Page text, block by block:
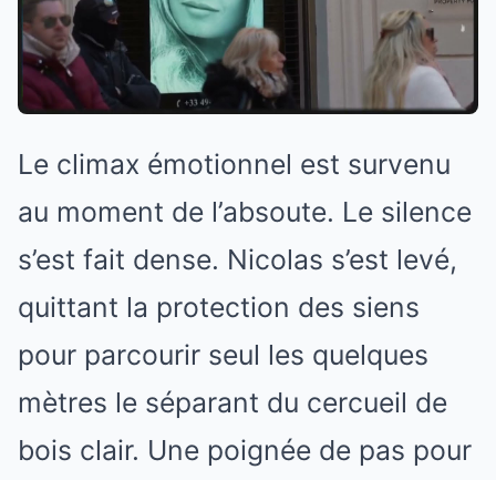
Le climax émotionnel est survenu
au moment de l’absoute. Le silence
s’est fait dense. Nicolas s’est levé,
quittant la protection des siens
pour parcourir seul les quelques
mètres le séparant du cercueil de
bois clair. Une poignée de pas pour